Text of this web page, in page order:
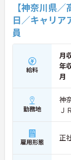
【神奈川県
日／キャリ
員
給料
月
年
月
勤務地
神
Ｊ
雇用形態 正